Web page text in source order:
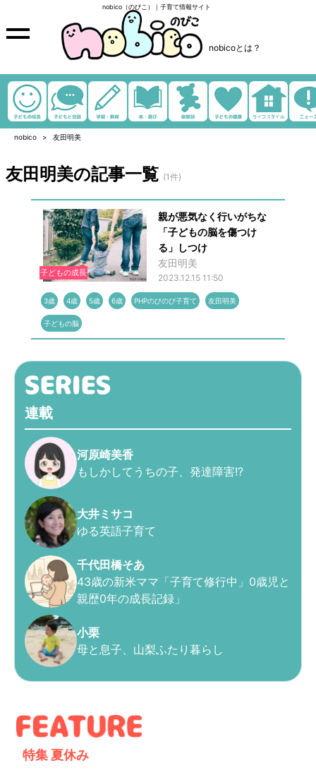
nobico（のびこ）｜子育て情報サイト
nobicoとは？
nobico 友田明美
友田明美の記事一覧 (1件)
子どもの成長
親が悪気なく行いがちな
「子どもの脳を傷つけ
る」しつけ
友田明美
2023.12.15 11:50
3歳 4歳 5歳 6歳 PHPのびのび子育て 友田明美
子どもの脳
連載
河原崎美香
もしかしてうちの子、発達障害!?
大井ミサコ
ゆる英語子育て
千代田橋そあ
43歳の新米ママ「子育て修行中」0歳児と
親歴0年の成長記録」
小栗
母と息子、山梨ふたり暮らし
特集 夏休み